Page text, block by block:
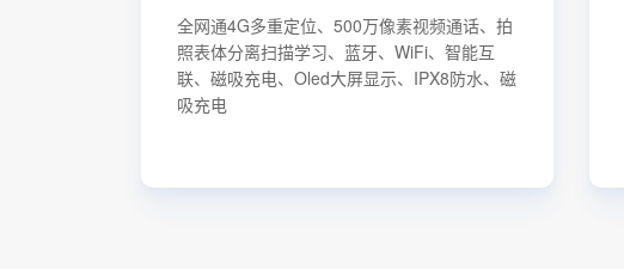
全网通4G多重定位、500万像素视频通话、拍
照表体分离扫描学习、蓝牙、WiFi、智能互
联、磁吸充电、Oled大屏显示、IPX8防水、磁
吸充电